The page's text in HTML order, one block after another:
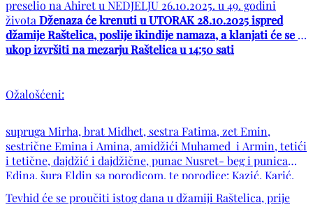
preselio na Ahiret u NEDJELJU 26.10.2025. u 49. godini
života Dženaza će krenuti u UTORAK 28.10.2025 ispred
džamije Raštelica, poslije ikindije namaza, a klanjati će se i
ukop izvršiti na mezarju Raštelica u 14:50 sati
Ožalošćeni:
supruga Mirha, brat Midhet, sestra Fatima, zet Emin,
sestrične Emina i Amina, amidžići Muhamed i Armin, tetići
i tetične, dajdžić i dajdžične, punac Nusret- beg i punica
Edina, šura Eldin sa porodicom, te porodice: Kazić, Karić,
Avdibegović, Tarahija, Kasum, Golubić, Keško, Šarić, Marić,
Tevhid će se proučiti istog dana u džamiji Raštelica, prije